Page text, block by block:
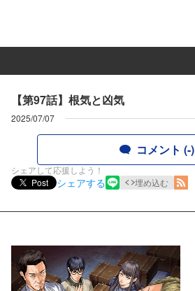
【第97話】根気と凶気
2025/07/07
コメント (-)
シェアして応援しよう！
Post
シェアする 埋め込む